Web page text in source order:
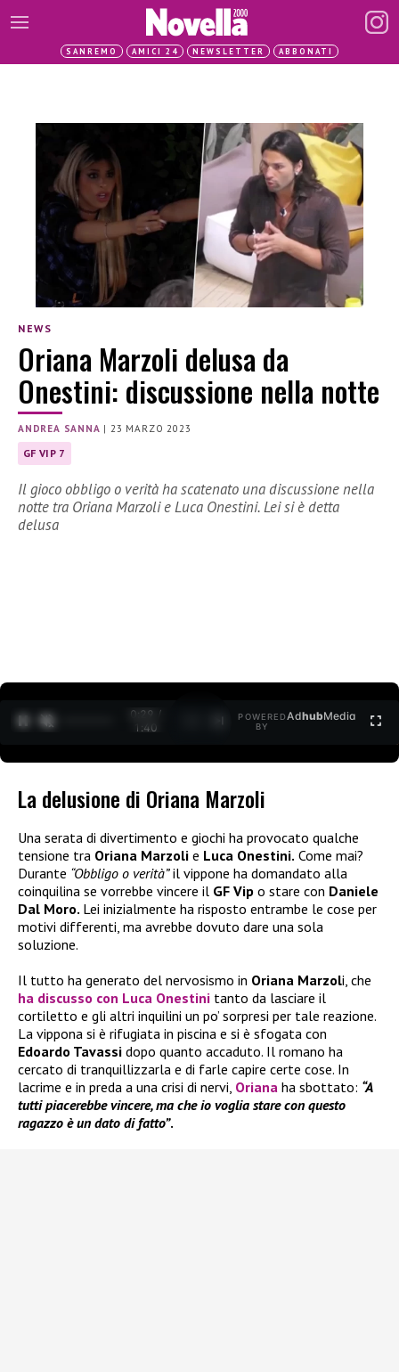
SANREMO AMICI 24 NEWSLETTER ABBONATI
NEWS
Oriana Marzoli delusa da
Onestini: discussione nella notte
ANDREA SANNA |23 MARZO 2023
GF VIP 7
Il gioco obbligo o verità ha scatenato una discussione nella
notte tra Oriana Marzoli e Luca Onestini. Lei si è detta
delusa
0:30 /
1:40
POWERED
BY
AdhubMedia
La delusione di Oriana Marzoli
Una serata di divertimento e giochi ha provocato qualche
tensione tra Oriana Marzoli e Luca Onestini. Come mai?
Durante “Obbligo o verità”il vippone ha domandato alla
coinquilina se vorrebbe vincere il GF Vip o stare con Daniele
Dal Moro. Lei inizialmente ha risposto entrambe le cose per
motivi differenti, ma avrebbe dovuto dare una sola
soluzione.
Il tutto ha generato del nervosismo in Oriana Marzoli, che
ha discusso con Luca Onestini tanto da lasciare il
cortiletto e gli altri inquilini un po’ sorpresi per tale reazione.
La vippona si è rifugiata in piscina e si è sfogata con
Edoardo Tavassi dopo quanto accaduto. Il romano ha
cercato di tranquillizzarla e di farle capire certe cose. In
lacrime e in preda a una crisi di nervi, Oriana ha sbottato: “A
tutti piacerebbe vincere, ma che io voglia stare con questo
ragazzo è un dato di fatto”.